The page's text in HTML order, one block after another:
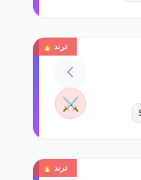
ترند 🔥
⚔️
ترند 🔥